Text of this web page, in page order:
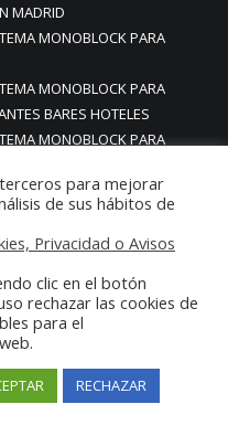
MADRID
MONOBLOCK PARA
MONOBLOCK PARA
BARES HOTELES
MONOBLOCK PARA
de lujo
lujo premium gourmet
cocinas profesionales
para mejorar
de sus hábitos de
Privacidad o Avisos
clic en el botón
rechazar las cookies de
para el
RECHAZAR